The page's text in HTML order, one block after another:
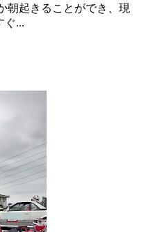
朝起きることができ、現
ぐ...